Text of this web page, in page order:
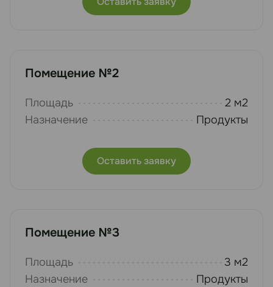
Помещение №2
Площадь
2 м2
Назначение
Продукты
Оставить заявку
Помещение №3
Площадь
3 м2
Назначение
Продукты